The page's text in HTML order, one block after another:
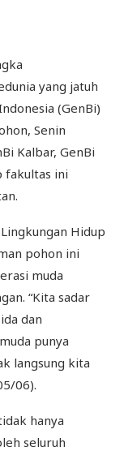
yang jatuh
(GenBi)
Senin
Kalbar, GenBi
fakultas ini
Hidup
pohon ini
muda
“Kita sadar
dan
punya
langsung kita
06).
hanya
seluruh